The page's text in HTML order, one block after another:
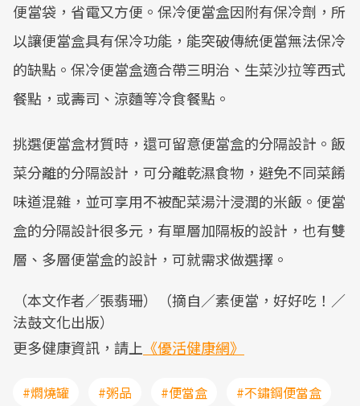
便當袋，省電又方便。保冷便當盒因附有保冷劑，所
以讓便當盒具有保冷功能，能突破傳統便當無法保冷
的缺點。保冷便當盒適合帶三明治、生菜沙拉等西式
餐點，或壽司、涼麵等冷食餐點。
挑選便當盒材質時，還可留意便當盒的分隔設計。飯
菜分離的分隔設計，可分離乾濕食物，避免不同菜餚
味道混雜，並可享用不被配菜湯汁浸潤的米飯。便當
盒的分隔設計很多元，有單層加隔板的設計，也有雙
層、多層便當盒的設計，可就需求做選擇。
（本文作者／張翡珊）（摘自／素便當，好好吃！／
法鼓文化出版）
更多健康資訊，請上 《優活健康網》
#燜燒罐 #粥品 #便當盒
#不鏽鋼便當盒